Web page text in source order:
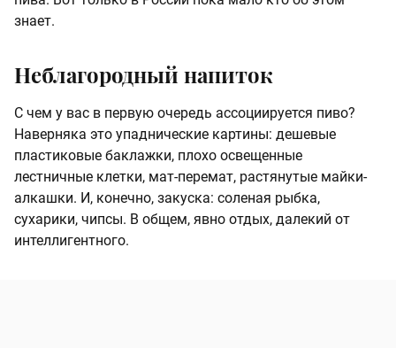
знает.
Неблагородный напиток
С чем у вас в первую очередь ассоциируется пиво?
Наверняка это упаднические картины: дешевые
пластиковые баклажки, плохо освещенные
лестничные клетки, мат-перемат, растянутые майки-
алкашки. И, конечно, закуска: соленая рыбка,
сухарики, чипсы. В общем, явно отдых, далекий от
интеллигентного.